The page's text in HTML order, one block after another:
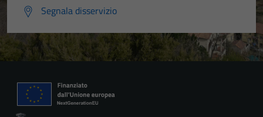
Segnala disservizio